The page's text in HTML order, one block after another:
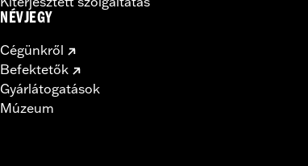
NÉVJEGY
Cégünkről
Befektetők
Gyárlátogatások
Múzeum